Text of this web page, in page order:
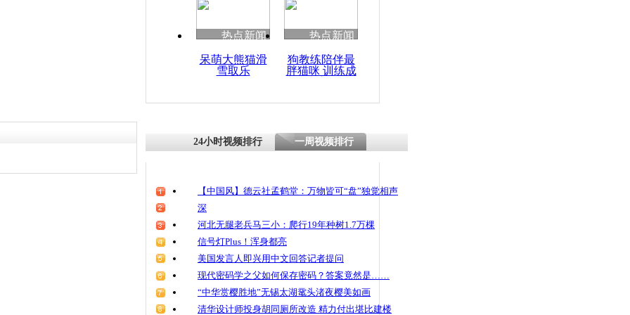
热点新闻
呆萌大熊猫滑
雪取乐
热点新闻
狗教练陪伴最
胖猫咪 训练成
24小时视频排行 一周视频排行
【中国风】德云社孟鹤堂：万物皆可“盘”独觉相声
深
河北无腿老兵马三小：爬行19年种树1.7万棵
信号灯Plus！浑身都亮
美国发言人即兴用中文回答记者提问
现代密码学之父如何保存密码？答案竟然是……
“中华赏樱胜地”无锡太湖鼋头渚夜樱美如画
清华设计师投身胡同厕所改造 精力付出堪比建楼